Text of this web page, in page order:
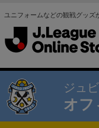
ユニフォームなどの観戦グッズ
ジュ
オフ